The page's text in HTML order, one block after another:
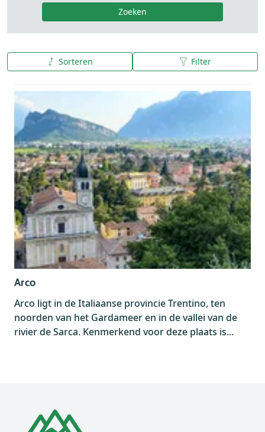
Zoeken
Sorteren Filter
A tot Z
Arco
Arco ligt in de Italiaanse provincie Trentino, ten
noorden van het Gardameer en in de vallei van de
rivier de Sarca. Kenmerkend voor deze plaats is...